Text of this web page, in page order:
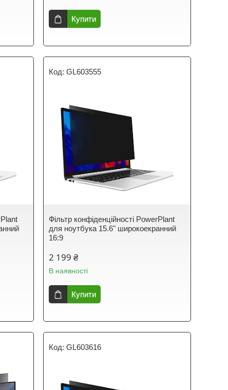
Купити
GL603555
Фільтр конфіденційності PowerPlant
для ноутбука 15.6" широкоекранний
16:9
2 199 ₴
В наявності
Купити
GL603616